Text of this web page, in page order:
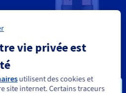
lors des pics d’utilisation.
vie privée est
utilisent des cookies et
site internet. Certains traceurs